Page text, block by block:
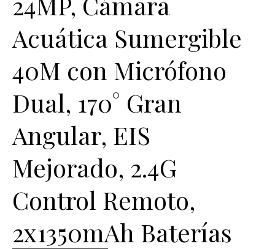
Acuática Sumergible
40M con Micrófono
Dual, 170° Gran
Angular, EIS
Mejorado, 2.4G
Control Remoto,
2x1350mAh Baterías